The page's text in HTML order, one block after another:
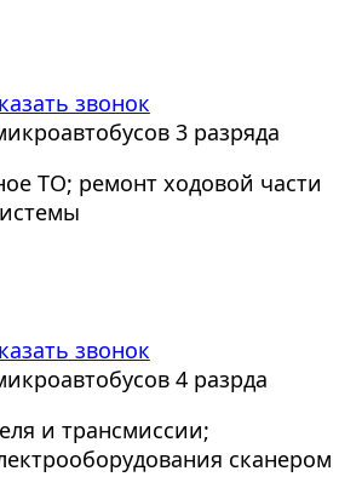
звонок
3 разряда
ТО; ремонт ходовой части
звонок
4 разрда
и трансмиссии;
сканером